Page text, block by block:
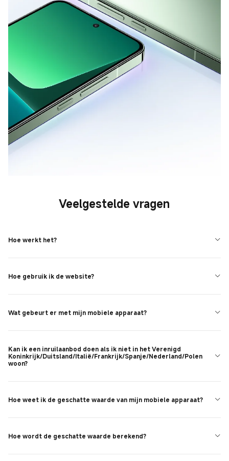
Veelgestelde vragen
Hoe werkt het?
Hoe gebruik ik de website?
Wat gebeurt er met mijn mobiele apparaat?
Kan ik een inruilaanbod doen als ik niet in het Verenigd
Koninkrijk/Duitsland/Italië/Frankrijk/Spanje/Nederland/Polen
woon?
Hoe weet ik de geschatte waarde van mijn mobiele apparaat?
Hoe wordt de geschatte waarde berekend?